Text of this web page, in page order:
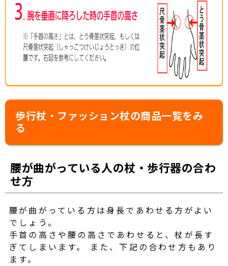
歩行杖・ファッション杖の商品一覧をみ
る
腰が曲がっている人の杖・歩行器の合わ
せ方
腰が曲がっている方は身長であわせる方がよい
でしょう。
手首の高さや腰の高さであわせると、杖が長す
ぎてしまいます。 また、下記の合わせ方もあり
ます。